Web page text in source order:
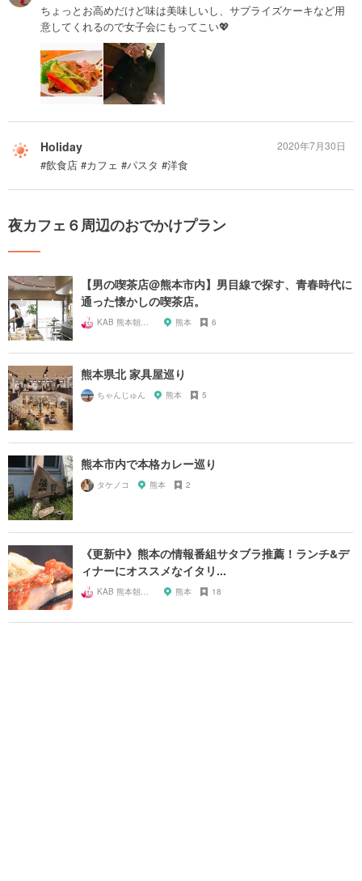
ちょっとお高めだけど味は美味しいし、サプライズケーキなど用
意してくれるので女子会にもってこい💖
Holiday
#飲食店 #カフェ #パスタ #洋食
2020年7月30日
夜カフェ６周辺のおでかけプラン
【男の喫茶店@熊本市内】男目線で探す、青春時代に
通った懐かしの喫茶店。
KAB 熊本朝日放送 熊本 6
熊本県北 家具屋巡り
ちゃんじゅん 熊本 5
熊本市内で本格カレー巡り
タケノコ 熊本 2
《更新中》熊本の情報番組サタブラ推薦！ランチ&デ
ィナーにオススメなイタリ...
KAB 熊本朝日放送 熊本 18